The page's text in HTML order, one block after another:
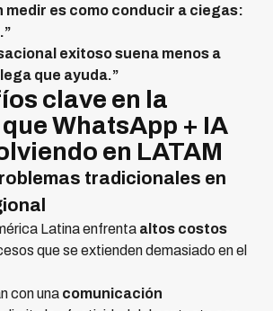
medir es como conducir a ciegas:
exitoso suena menos a
que ayuda.”
clave en la
WhatsApp + IA
en LATAM
tradicionales en
Latina enfrenta altos costos
que se extienden demasiado en el
con una comunicación